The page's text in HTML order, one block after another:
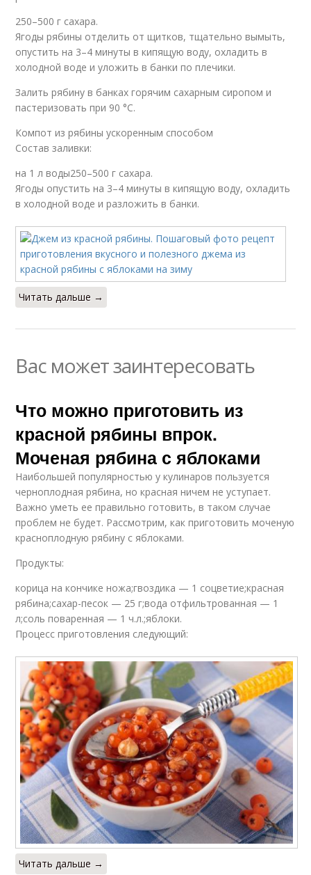
250–500 г сахара.
Ягоды рябины отделить от щитков, тщательно вымыть,
опустить на 3–4 минуты в кипящую воду, охладить в
холодной воде и уложить в банки по плечики.
Залить рябину в банках горячим сахарным сиропом и
пастеризовать при 90 °C.
Компот из рябины ускоренным способом
Состав заливки:
на 1 л воды250–500 г сахара.
Ягоды опустить на 3–4 минуты в кипящую воду, охладить
в холодной воде и разложить в банки.
Читать дальше →
Вас может заинтересовать
Что можно приготовить из
красной рябины впрок.
Моченая рябина с яблоками
Наибольшей популярностью у кулинаров пользуется
черноплодная рябина, но красная ничем не уступает.
Важно уметь ее правильно готовить, в таком случае
проблем не будет. Рассмотрим, как приготовить моченую
красноплодную рябину с яблоками.
Продукты:
корица на кончике ножа;гвоздика — 1 соцветие;красная
рябина;сахар-песок — 25 г;вода отфильтрованная — 1
л;соль поваренная — 1 ч.л.;яблоки.
Процесс приготовления следующий:
Читать дальше →